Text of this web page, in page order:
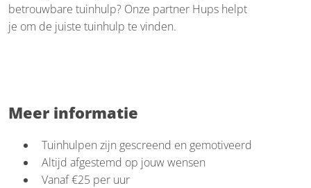
betrouwbare tuinhulp? Onze partner Hups helpt
je om de juiste tuinhulp te vinden.
Meer informatie
Tuinhulpen zijn gescreend en gemotiveerd
Altijd afgestemd op jouw wensen
Vanaf €25 per uur